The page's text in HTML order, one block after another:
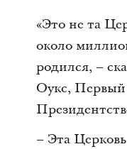
«Это не та
около
родился, –
Оукс, Первый
– Эта